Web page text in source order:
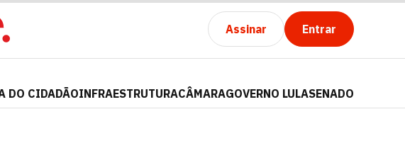
Assinar Entrar
DO CIDADÃOINFRAESTRUTURACÂMARAGOVERNO LULASENADO